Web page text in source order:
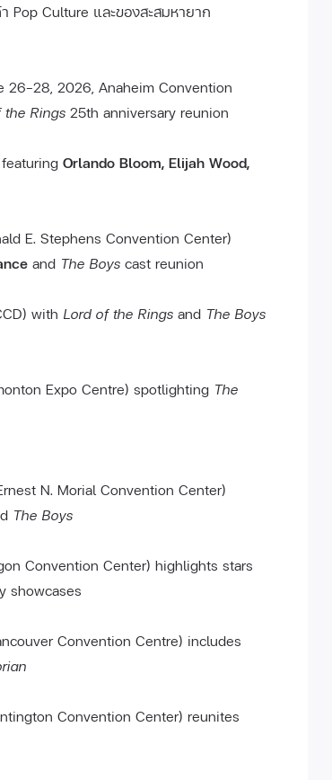
Pop Culture และของสะสมหายาก
26–28, 2026, Anaheim Convention
the Rings 25th anniversary reunion
Orlando Bloom, Elijah Wood,
E. Stephens Convention Center)
and The Boys cast reunion
with Lord of the Rings and The Boys
Expo Centre) spotlighting The
N. Morial Convention Center)
The Boys
Convention Center) highlights stars
showcases
Convention Centre) includes
Convention Center) reunites